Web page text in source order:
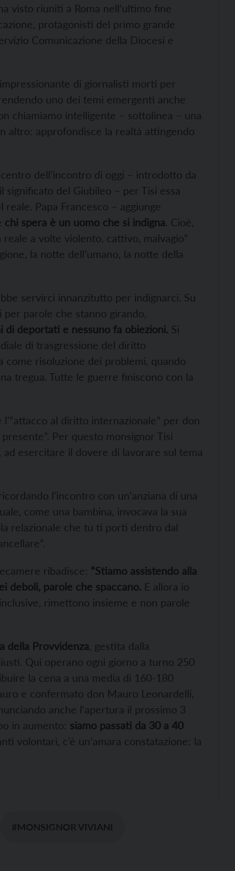
visto riuniti a Roma nell’ultimo fine
protagonisti del primo grande
Comunicazione della Diocesi e
di giornalisti morti per
uno dei temi emergenti anche
chiamiamo intelligente – sottolinea – una
altro: approfondisce la realtà attingendo
dell’incontro di oggi – introdotto da
significato del Giubileo – per Tisi essa
Papa Francesco – aggiunge
chi spera è un uomo che si indigna. Cioè,
a volte violento, cattivo, malvagio”
la notte dell’umano, la notte della
servirci innanzitutto per indignarci. Su
parole che stanno girando,
di deportati e nessuno fa obiezioni. Si
di trasgressione del diritto
come risoluzione dei problemi, quando
tregua. Tutte le guerre finiscono con la
al diritto internazionale” per don
Per questo monsignor Tisi
esercitare il dovere di lavorare sul tema
l’incontro con un’anziana di una
come una bambina, invocava la sua
relazionale che tu ti porti dentro dal
ribadisce: “Stiamo assistendo alla
deboli, parole che spaccano. E allora io
rimettono insieme e non parole
della Provvidenza , gestita dalla
Qui operano ogni giorno a turno 250
la cena a una media di 160-180
e confermato don Mauro Leonardelli,
anche l’apertura il prossimo 3
in aumento: siamo passati da 30 a 40
volontari, c’è un’amara constatazione: la
#MONSIGNOR VIVIANI